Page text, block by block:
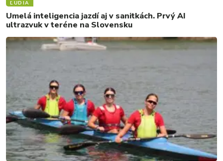
ĽUDIA
Umelá inteligencia jazdí aj v sanitkách. Prvý AI
ultrazvuk v teréne na Slovensku